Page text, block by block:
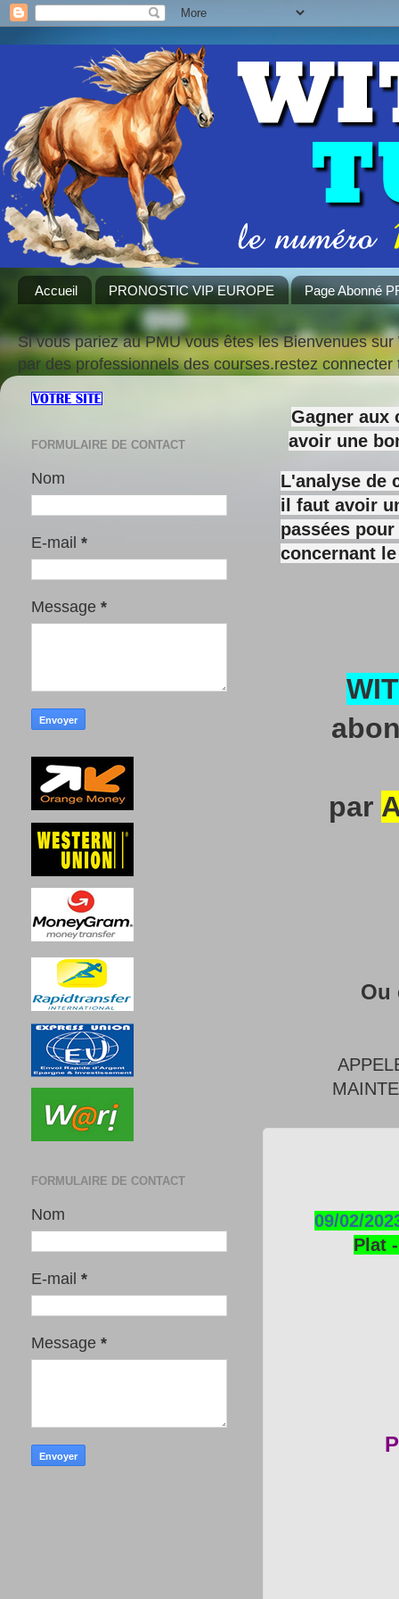
Accueil PRONOSTIC VIP EUROPE Page Abonné
Si vous pariez au PMU vous êtes les Bienvenues
par des professionnels des courses.restez
Gagner aux
avoir une
L'analyse de
il faut avoir
passées
concernant
par
Ou
09/02/
Plat
FORMULAIRE DE CONTACT
Nom
E-mail *
Message *
FORMULAIRE DE CONTACT
Nom
E-mail *
Message *